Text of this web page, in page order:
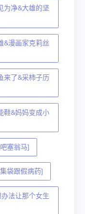
为净&大雄的坚
&漫画家克莉丝
来了&采柿子历
鞋&妈妈变成小
塞翁马]
袋跟假病药]
法让那个女生